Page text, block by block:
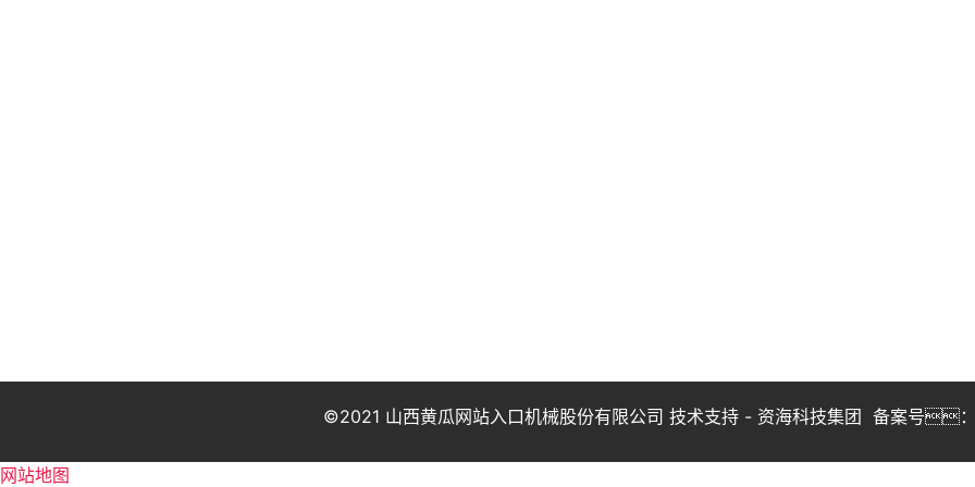
©2021 山西黄瓜网站入口机械股份有限公司 技术支持 - 资海科技集团 备案号：
网站地图